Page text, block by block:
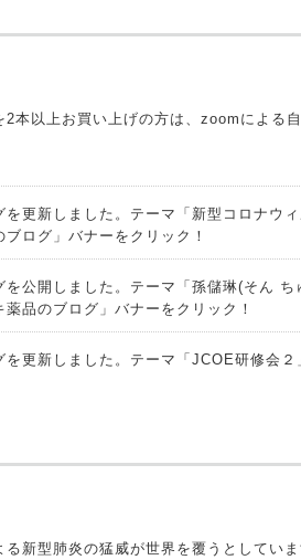
本以上お買い上げの方は、zoomによる
更新しました。テーマ「新型コロナウ
ブログ」バナーをクリック！
公開しました。テーマ「 孫儲琳(そん ち
薬品のブログ」バナーをクリック！
更新しました。テーマ「JCOE研修会２
新型肺炎の猛威が世界を覆うとしてい